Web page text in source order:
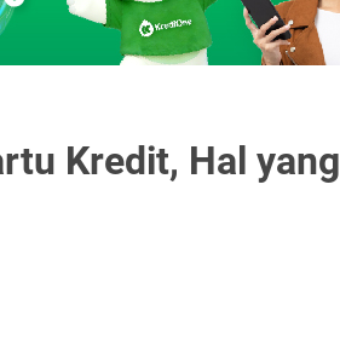
Kredit, Hal yang